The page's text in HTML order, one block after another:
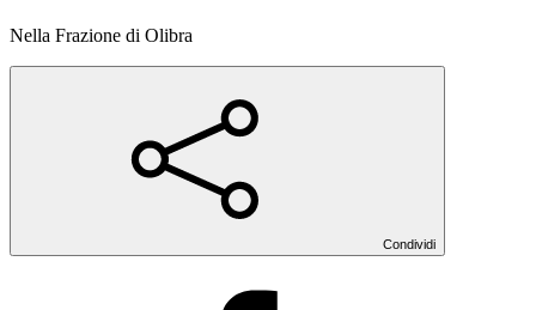
Nella Frazione di Olibra
Condividi